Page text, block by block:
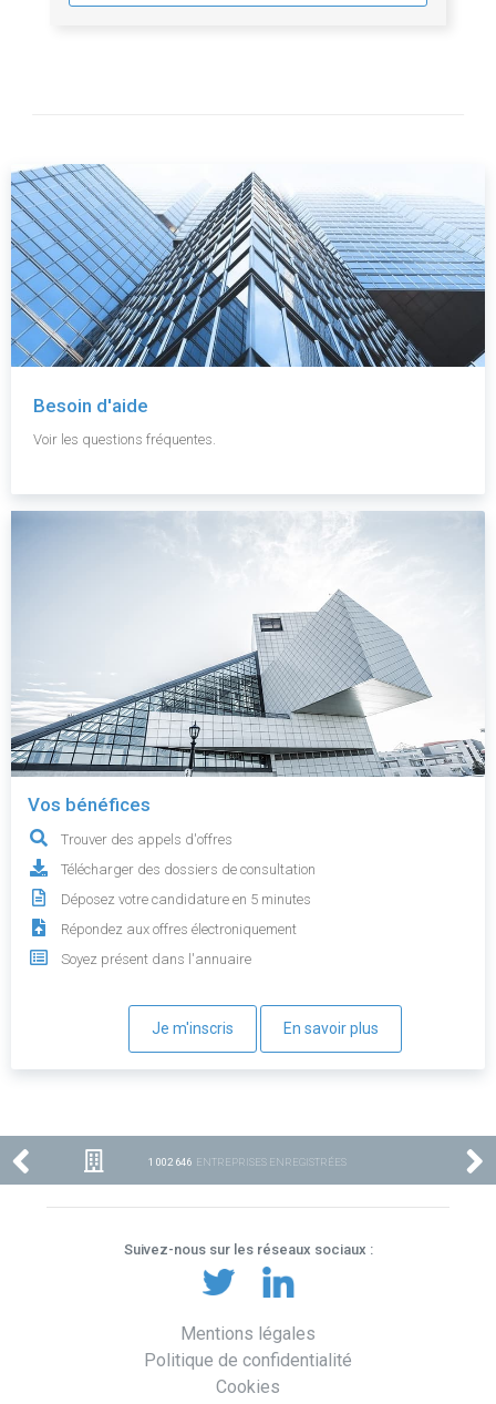
Besoin d'aide
Voir les questions fréquentes.
Vos bénéfices
Trouver des appels d'offres
Télécharger des dossiers de consultation
Déposez votre candidature en 5 minutes
Répondez aux offres électroniquement
Soyez présent dans l'annuaire
Je m'inscris En savoir plus
1 002 646 ENTREPRISES ENREGISTRÉES
Suivez-nous sur les réseaux sociaux :
Mentions légales
Politique de confidentialité
Cookies